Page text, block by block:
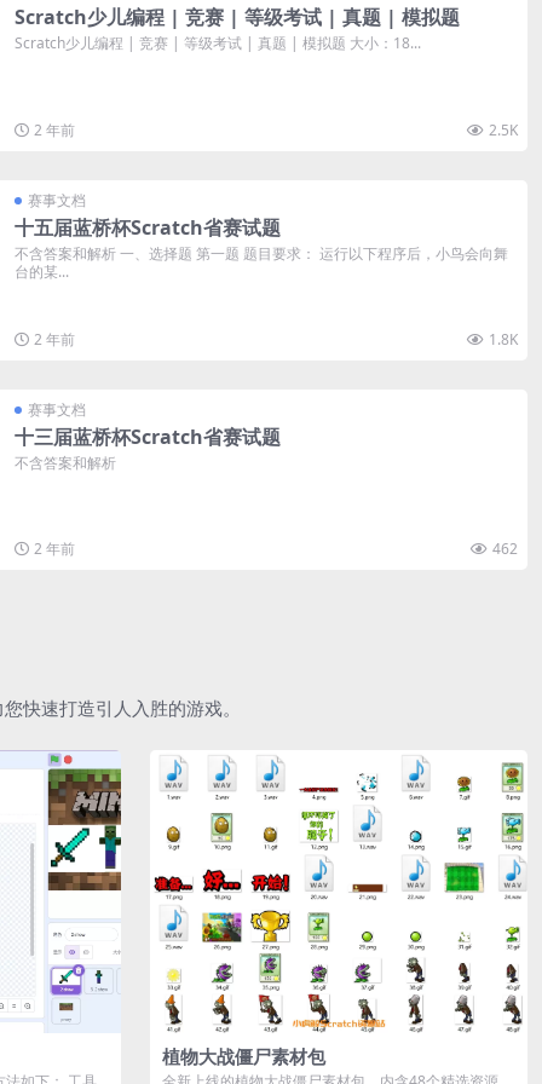
Scratch少儿编程 | 竞赛 | 等级考试 | 真题 | 模拟题
Scratch少儿编程 | 竞赛 | 等级考试 | 真题 | 模拟题 大小：18...
2 年前 2.5K
赛事文档
十五届蓝桥杯Scratch省赛试题
不含答案和解析 一、选择题 第一题 题目要求： 运行以下程序后，小鸟会向舞
台的某...
2 年前 1.8K
赛事文档
十三届蓝桥杯Scratch省赛试题
不含答案和解析
2 年前 462
快速打造引人入胜的游戏。
植物大战僵尸素材包